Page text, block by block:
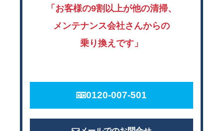
「お客様の9割以上が他の清掃、
メンテナンス会社さんからの
乗り換えです」
0120-007-501